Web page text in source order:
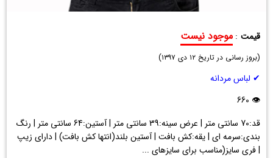
قیمت
بافت
مردانه
Akan
(سرمه
ای)
: موجود نیست
(بروز رسانی در تاریخ۱۲ دی ۱۳۹۷ )
✔ لباس مردانه
👁 660
قد:70 سانتی متر | عرض سینه:39 سانتی متر | آستین:64 سانتی متر | رنگ
بندی:سرمه ای | یقه:کش بافت | آستین بلند(انتها کش بافت) | دارای زیپ
| فری سایز(مناسب برای سایزهای ...